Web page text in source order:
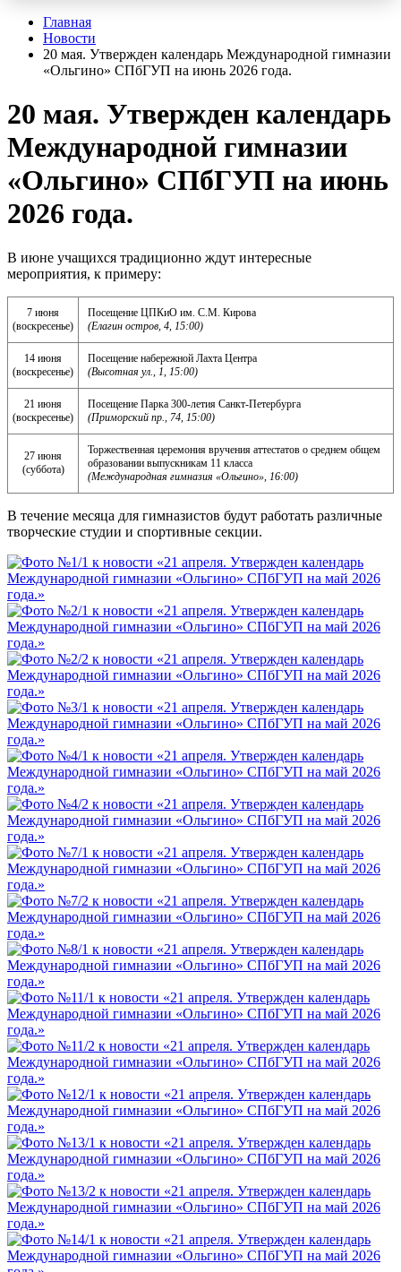
Главная
Новости
20 мая. Утвержден календарь Международной гимназии
«Ольгино» СПбГУП на июнь 2026 года.
20 мая. Утвержден календарь
Международной гимназии
«Ольгино» СПбГУП на июнь
2026 года.
В июне учащихся традиционно ждут интересные
мероприятия, к примеру:
7 июня
(воскресенье)
Посещение ЦПКиО им. С.М. Кирова
(Елагин остров, 4, 15:00)
14 июня
(воскресенье)
Посещение набережной Лахта Центра
(Высотная ул., 1, 15:00)
21 июня
(воскресенье)
Посещение Парка 300-летия Санкт-Петербурга
(Приморский пр., 74, 15:00)
27 июня
(суббота)
Торжественная церемония вручения аттестатов о среднем общем
образовании выпускникам 11 класса
(Международная гимназия «Ольгино», 16:00)
В течение месяца для гимназистов будут работать различные
творческие студии и спортивные секции.